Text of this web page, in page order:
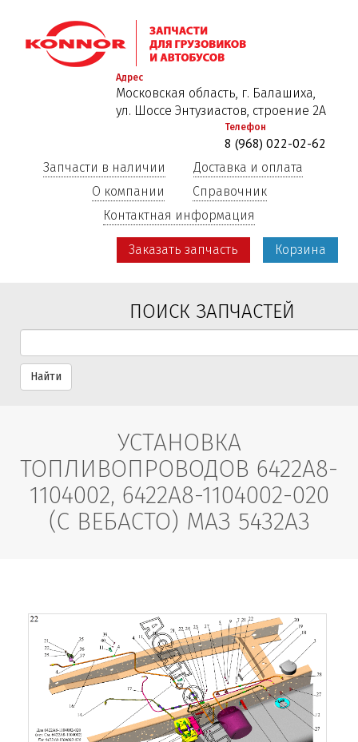
к
основному
Адрес
Московская область, г. Балашиха,
ул. Шоссе Энтузиастов, строение 2А
Телефон
8 (968) 022-02-62
Запчасти в наличии
Доставка и оплата
О компании
Справочник
Контактная информация
Заказать запчасть Корзина
ПОИСК ЗАПЧАСТЕЙ
Найти
УСТАНОВКА
ТОПЛИВОПРОВОДОВ 6422A8-
1104002, 6422А8-1104002-020
(C ВЕБАСТО) МАЗ 5432A3